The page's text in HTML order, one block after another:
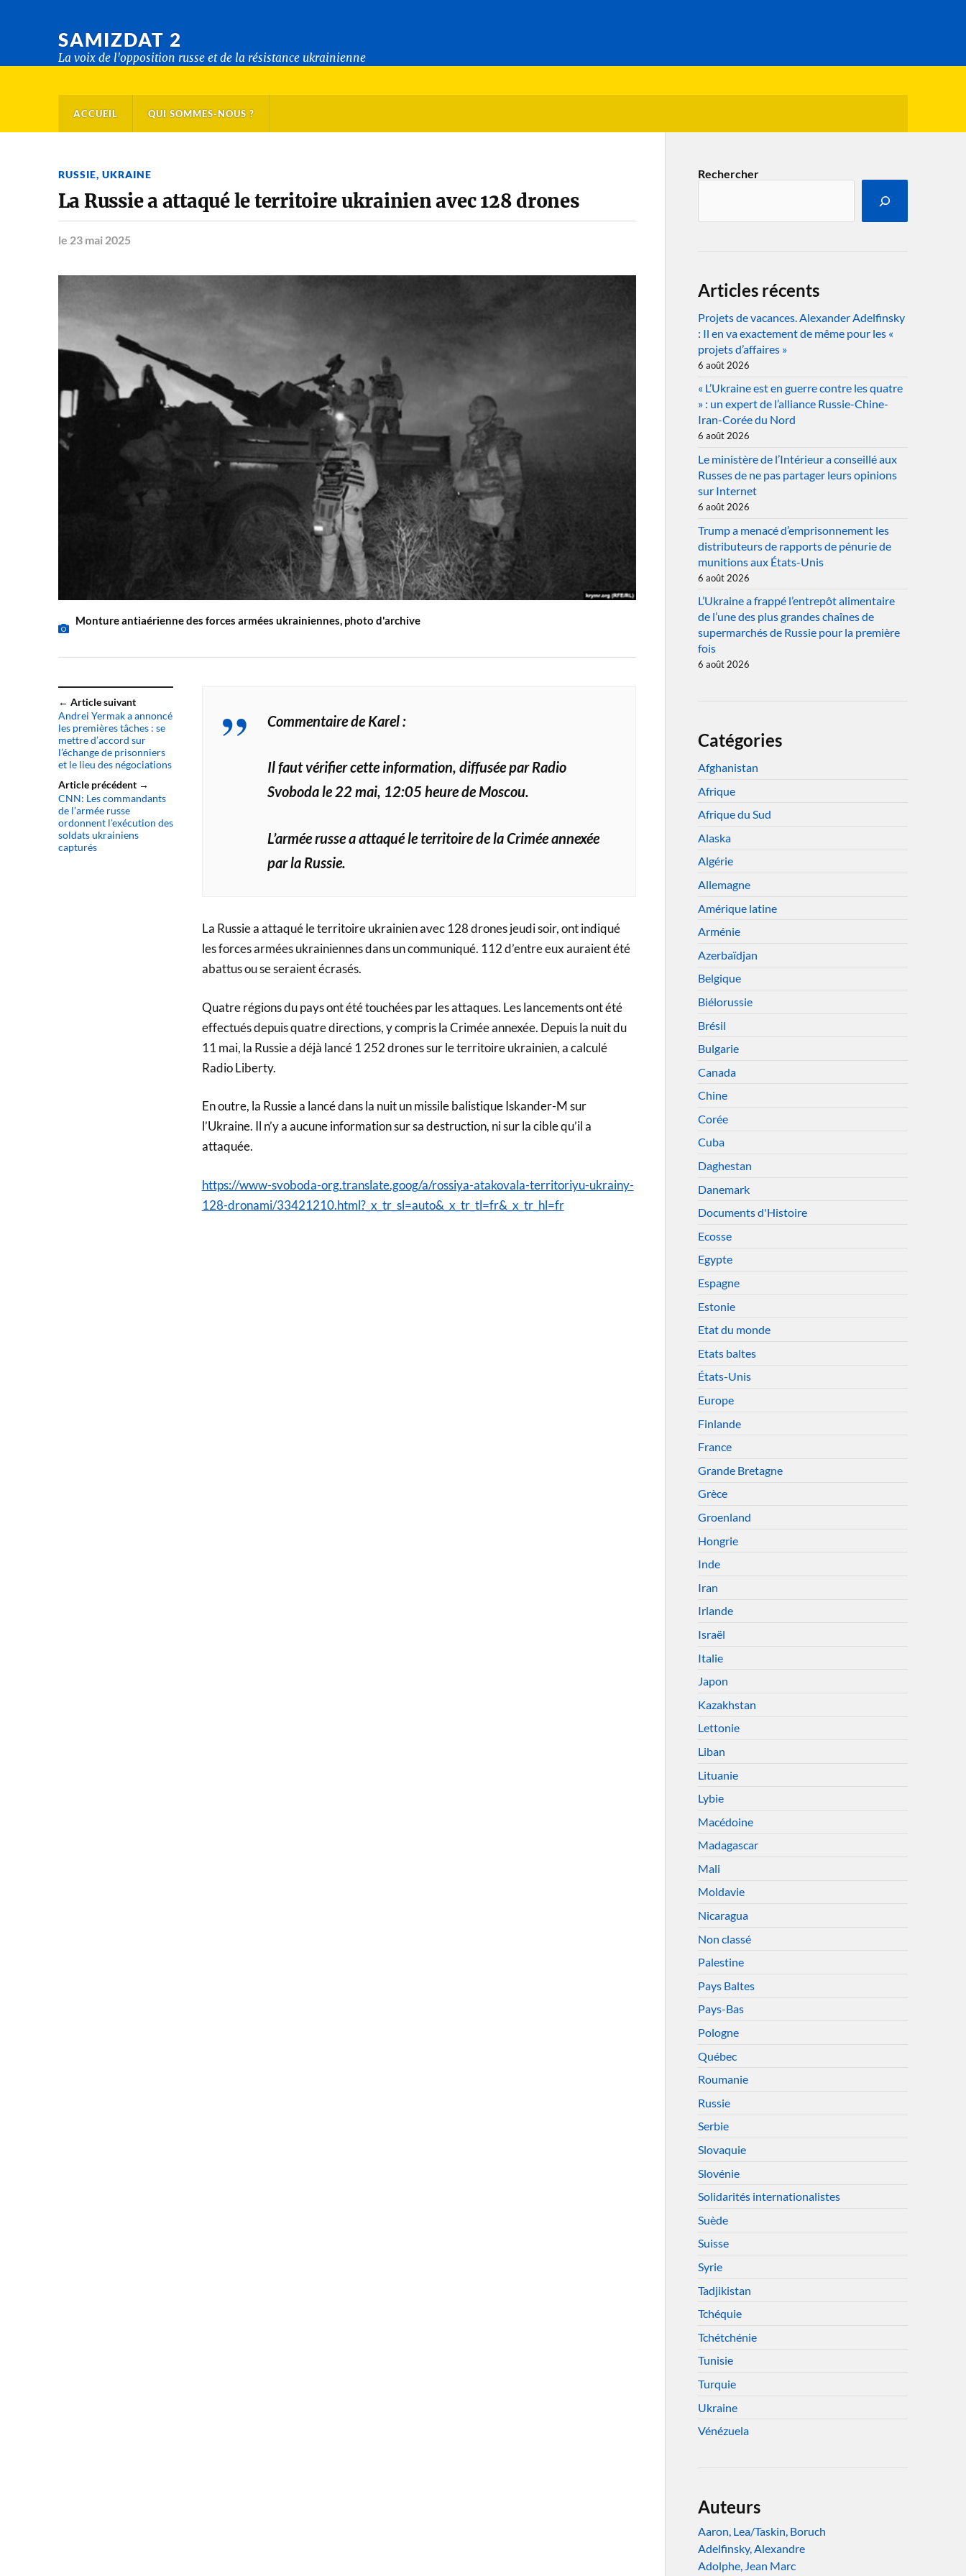
SAMIZDAT 2
La voix de l'opposition russe et de la résistance ukrainienne
ACCUEIL QUI SOMMES-NOUS ?
RUSSIE, UKRAINE
La Russie a attaqué le territoire ukrainien avec 128 drones
le 23 mai 2025
Monture antiaérienne des forces armées ukrainiennes, photo d'archive
← Article suivant
Andrei Yermak a annoncé
les premières tâches : se
mettre d’accord sur
l’échange de prisonniers
et le lieu des négociations
Article précédent →
CNN: Les commandants
de l’armée russe
ordonnent l’exécution des
soldats ukrainiens
capturés
Commentaire de Karel :
Il faut vérifier cette information, diffusée par Radio
Svoboda le 22 mai, 12:05 heure de Moscou.
L’armée russe a attaqué le territoire de la Crimée annexée
par la Russie.
La Russie a attaqué le territoire ukrainien avec 128 drones jeudi soir, ont indiqué
les forces armées ukrainiennes dans un communiqué. 112 d’entre eux auraient été
abattus ou se seraient écrasés.
Quatre régions du pays ont été touchées par les attaques. Les lancements ont été
effectués depuis quatre directions, y compris la Crimée annexée. Depuis la nuit du
11 mai, la Russie a déjà lancé 1 252 drones sur le territoire ukrainien, a calculé
Radio Liberty.
En outre, la Russie a lancé dans la nuit un missile balistique Iskander-M sur
l’Ukraine. Il n’y a aucune information sur sa destruction, ni sur la cible qu’il a
attaquée.
https://www-svoboda-org.translate.goog/a/rossiya-atakovala-territoriyu-ukrainy-
128-dronami/33421210.html?_x_tr_sl=auto&_x_tr_tl=fr&_x_tr_hl=fr
Rechercher
Articles récents
Projets de vacances. Alexander Adelfinsky
: Il en va exactement de même pour les «
projets d’affaires »
6 août 2026
« L’Ukraine est en guerre contre les quatre
» : un expert de l’alliance Russie-Chine-
Iran-Corée du Nord
6 août 2026
Le ministère de l’Intérieur a conseillé aux
Russes de ne pas partager leurs opinions
sur Internet
6 août 2026
Trump a menacé d’emprisonnement les
distributeurs de rapports de pénurie de
munitions aux États-Unis
6 août 2026
L’Ukraine a frappé l’entrepôt alimentaire
de l’une des plus grandes chaînes de
supermarchés de Russie pour la première
fois
6 août 2026
Catégories
Afghanistan
Afrique
Afrique du Sud
Alaska
Algérie
Allemagne
Amérique latine
Arménie
Azerbaïdjan
Belgique
Biélorussie
Brésil
Bulgarie
Canada
Chine
Corée
Cuba
Daghestan
Danemark
Documents d'Histoire
Ecosse
Egypte
Espagne
Estonie
Etat du monde
Etats baltes
États-Unis
Europe
Finlande
France
Grande Bretagne
Grèce
Groenland
Hongrie
Inde
Iran
Irlande
Israël
Italie
Japon
Kazakhstan
Lettonie
Liban
Lituanie
Lybie
Macédoine
Madagascar
Mali
Moldavie
Nicaragua
Non classé
Palestine
Pays Baltes
Pays-Bas
Pologne
Québec
Roumanie
Russie
Serbie
Slovaquie
Slovénie
Solidarités internationalistes
Suède
Suisse
Syrie
Tadjikistan
Tchéquie
Tchétchénie
Tunisie
Turquie
Ukraine
Vénézuela
Auteurs
Aaron, Lea/Taskin, Boruch
Adelfinsky, Alexandre
Adolphe, Jean Marc